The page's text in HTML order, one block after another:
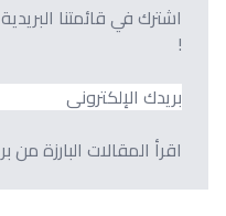
اشترك في قائمتنا
!
اقرأ المقالات البارزة من